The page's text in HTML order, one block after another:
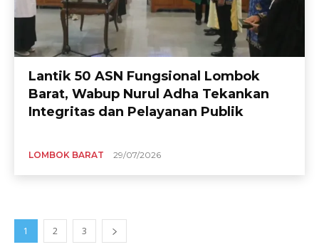
Lantik 50 ASN Fungsional Lombok
Barat, Wabup Nurul Adha Tekankan
Integritas dan Pelayanan Publik
LOMBOK BARAT 29/07/2026
1 2 3